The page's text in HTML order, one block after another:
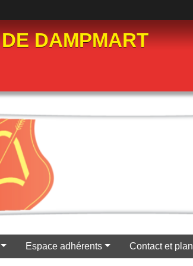
DAMPMART
Espace adhérents Contact et plan